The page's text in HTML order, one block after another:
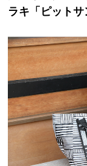
ラキ「ピットサ